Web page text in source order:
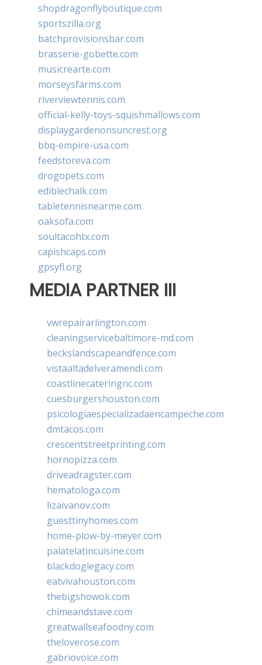
shopdragonflyboutique.com
sportszilla.org
batchprovisionsbar.com
brasserie-gobette.com
musicrearte.com
morseysfarms.com
riverviewtennis.com
official-kelly-toys-squishmallows.com
displaygardenonsuncrest.org
bbq-empire-usa.com
feedstoreva.com
drogopets.com
ediblechalk.com
tabletennisnearme.com
oaksofa.com
soultacohtx.com
capishcaps.com
gpsyfl.org
MEDIA PARTNER III
vwrepairarlington.com
cleaningservicebaltimore-md.com
beckslandscapeandfence.com
vistaaltadelveramendi.com
coastlinecateringnc.com
cuesburgershouston.com
psicologiaespecializadaencampeche.com
dmtacos.com
crescentstreetprinting.com
hornopizza.com
driveadragster.com
hematologa.com
lizaivanov.com
guesttinyhomes.com
home-plow-by-meyer.com
palatelatincuisine.com
blackdoglegacy.com
eatvivahouston.com
thebigshowok.com
chimeandstave.com
greatwallseafoodny.com
theloverose.com
gabriovoice.com